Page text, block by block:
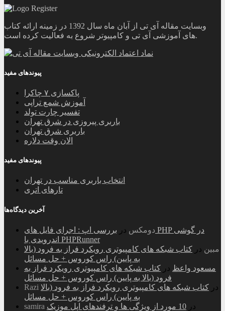
وبسایت مقاله آی تی از آبان ماه سال 1392 در زمینه ارائه کتاب
های آموزشی آی تی و کامپیوتر شروع به فعالیت کرده است.
پیوندهای مفید
پاکسازی ۷ چاکرا
آموزش شمع تراپی
تفسیر چارت تولد
باربری پیروزی در شرق تهران
باربری شرق تهران
الان وقت دلاره
پیوندهای مفید
انتخاب باربری مناسب در تهران
تارهای اتری
آخرین دیدگاه‌ها
دومکس در بررسی اپ : اجرای فایل های PHP در گوشی
اندرویدی با PHPRunner
مبین در کتاب شبکه های کامپیوتری رویکرد فراز به فرود (بالا
به پایین) راس کوروس + حل مسائل
مسعود واعظ در کتاب شبکه های کامپیوتری رویکرد فراز به
فرود (بالا به پایین) راس کوروس + حل مسائل
Razi
در کتاب شبکه های کامپیوتری رویکرد فراز به فرود (بالا
به پایین) راس کوروس + حل مسائل
samira
در 10 مورد از ویژگی ها و ترفندهای اپل موزیک